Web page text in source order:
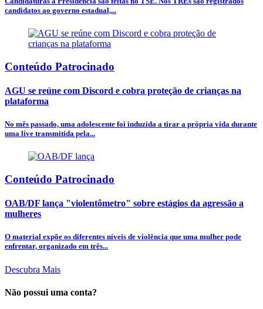
candidatos ao governo estadual,...
Conteúdo Patrocinado
AGU se reúne com Discord e cobra proteção de crianças na
plataforma
No mês passado, uma adolescente foi induzida a tirar a própria vida durante
uma live transmitida pela...
Conteúdo Patrocinado
OAB/DF lança "violentômetro" sobre estágios da agressão a
mulheres
O material expõe os diferentes níveis de violência que uma mulher pode
enfrentar, organizado em três...
Descubra Mais
Não possui uma conta?